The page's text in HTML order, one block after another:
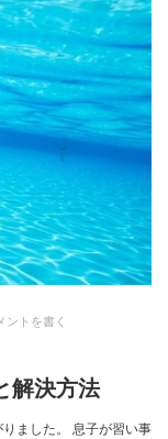
ントを書く
解決方法
ました。 息子が習い事